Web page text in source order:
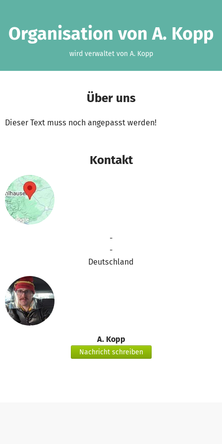
Organisation von A. Kopp
wird verwaltet von A. Kopp
Über uns
Dieser Text muss noch angepasst werden!
Kontakt
-
-
Deutschland
A. Kopp
Nachricht schreiben